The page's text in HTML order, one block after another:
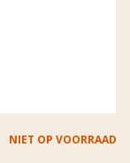
NIET OP VOORRAAD